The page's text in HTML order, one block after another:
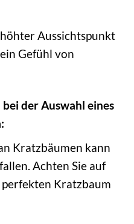
Aussichtspunkt
Gefühl von
der Auswahl eines
Kratzbäumen kann
Achten Sie auf
Kratzbaum